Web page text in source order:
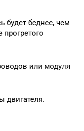
будет беднее, чем
прогретого
или модуля
двигателя.